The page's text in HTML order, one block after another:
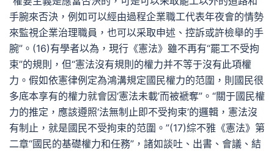
手腕來否決，例如可以經由過程企業職工代表年夜會的情勢
來監視企業治理職員，也可以采取申述、控訴或許檢舉的手
腕”。(16)有學者以為，現行《憲法》雖不再有“罷工不受拘
束”的規則，但“憲法沒有規則的權力并不等于沒有此項權
力。假如依憲律例定為鴻溝規定國民權力的范圍，則國民很
多底本享有的權力就會因‘憲法未載’而被褫奪”。“關于國民權
力的推定，應該遵照‘法無制止即不受拘束’的邏輯，憲法沒
有制止，就是國民不受拘束的范圍。”(17)綜不雅《憲法》第
二章“國民的基礎權力和任務”，諸如談吐、出書、會議、結